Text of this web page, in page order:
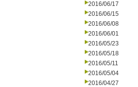
2016/06/17
2016/06/15
2016/06/08
2016/06/01
2016/05/23
2016/05/18
2016/05/11
2016/05/04
2016/04/27